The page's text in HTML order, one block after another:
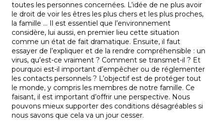
toutes les personnes concernées. L’idée de ne plus avoir
le droit de voir les êtres les plus chers et les plus proches,
la famille … Il est essentiel que l’environnement
considère, lui aussi, en premier lieu cette situation
comme un état de fait dramatique. Ensuite, il faut
essayer de l’expliquer et de la rendre compréhensible : un
virus, qu’est-ce vraiment ? Comment se transmet-il ? Et
pourquoi est-il important d’empêcher ou de réglementer
les contacts personnels ? L’objectif est de protéger tout
le monde, y compris les membres de notre famille. Ce
faisant, il est important d’offrir une perspective. Nous
pouvons mieux supporter des conditions désagréables si
nous savons que cela va un jour cesser.